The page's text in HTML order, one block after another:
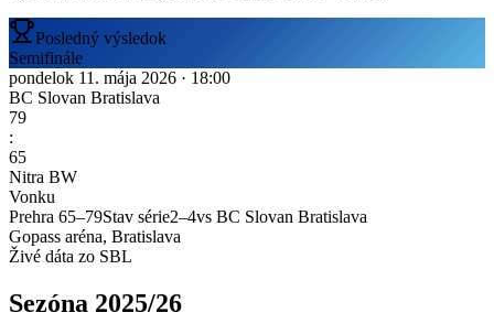
Posledný výsledok
Semifinále
pondelok 11. mája 2026 · 18:00
BC Slovan Bratislava
79
:
65
Nitra BW
Vonku
Prehra 65–79Stav série2–4vs BC Slovan Bratislava
Gopass aréna, Bratislava
Živé dáta zo SBL
Sezóna 2025/26